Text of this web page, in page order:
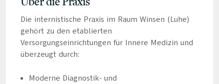
Über die Praxis
Die internistische Praxis im Raum Winsen (Luhe)
gehört zu den etablierten
Versorgungseinrichtungen für Innere Medizin und
überzeugt durch:
Moderne Diagnostik- und